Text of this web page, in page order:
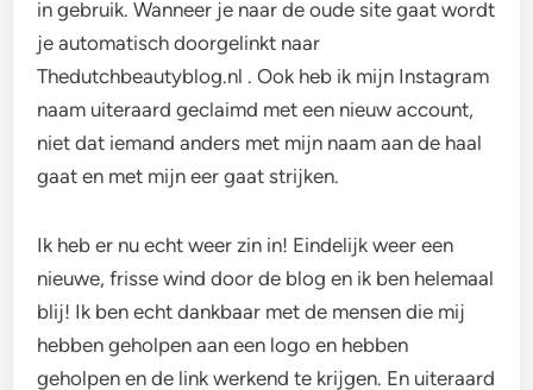
in gebruik. Wanneer je naar de oude site gaat wordt
je automatisch doorgelinkt naar
Thedutchbeautyblog.nl . Ook heb ik mijn Instagram
naam uiteraard geclaimd met een nieuw account,
niet dat iemand anders met mijn naam aan de haal
gaat en met mijn eer gaat strijken.
Ik heb er nu echt weer zin in! Eindelijk weer een
nieuwe, frisse wind door de blog en ik ben helemaal
blij! Ik ben echt dankbaar met de mensen die mij
hebben geholpen aan een logo en hebben
geholpen en de link werkend te krijgen. En uiteraard